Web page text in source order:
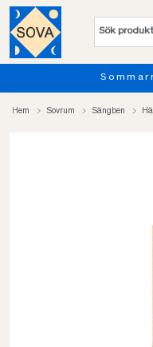
Hem Sovrum Sängben